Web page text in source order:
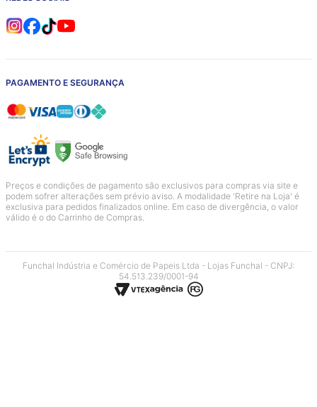
PAGAMENTO E SEGURANÇA
Preços e condições de pagamento são exclusivos para compras via site e
podem sofrer alterações sem prévio aviso. A modalidade 'Retire na Loja' é
exclusiva para pedidos finalizados online. Em caso de divergência, o valor
válido é o do Carrinho de Compras.
Funchal Indústria e Comércio de Papeis Ltda - Lojas Funchal - CNPJ:
54.513.239/0001-94